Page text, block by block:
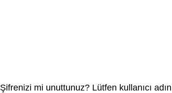
Şifrenizi mi unuttunuz? Lütfen kullanıcı